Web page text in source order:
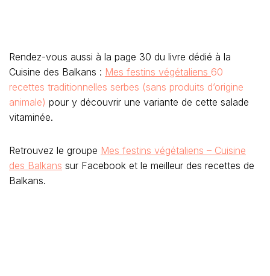
Rendez-vous aussi à la page 30 du livre dédié à la
Cuisine des Balkans : Mes festins végétaliens 60
recettes traditionnelles serbes (sans produits d’origine
animale) pour y découvrir une variante de cette salade
vitaminée.
Retrouvez le groupe Mes festins végétaliens – Cuisine
des Balkans sur Facebook et le meilleur des recettes de
Balkans.